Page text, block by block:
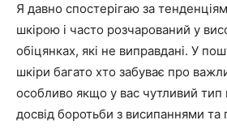
Я давно спостерігаю за
шкірою і часто розчарований у
обіцянках, які не виправдані. У
шкіри багато хто забуває про
особливо якщо у вас чутливий тип
досвід боротьби з висипаннями та